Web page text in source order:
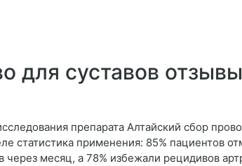
для суставов отзывы
препарата Алтайский сбор
статистика применения: 85% пациентов
месяц, а 78% избежали рецидивов